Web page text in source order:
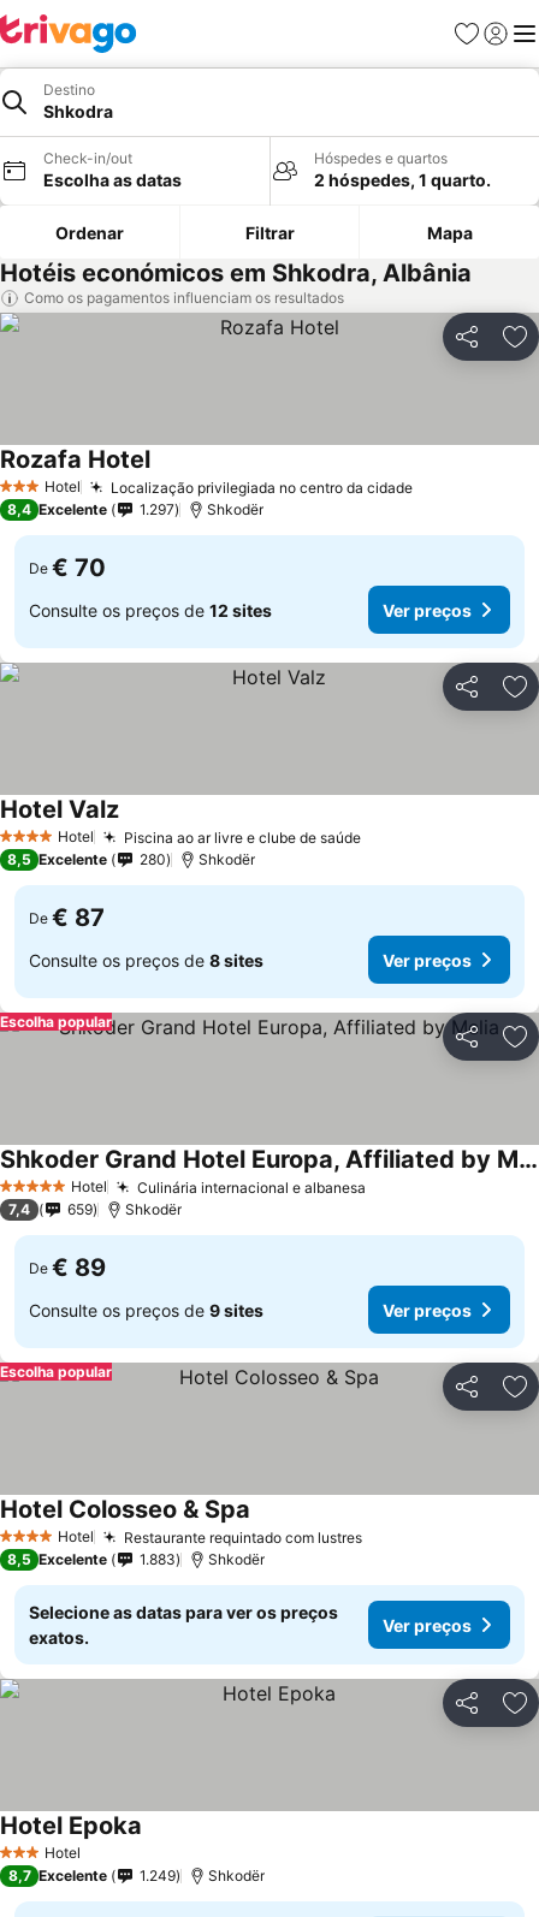
Favoritos
Iniciar
Destino
Shkodra
Check-in/out
Escolha as datas
Hóspedes e quartos
2 hóspedes, 1 quarto.
Ordenar Filtrar Mapa
Hotéis económicos em Shkodra, Albânia
Como os pagamentos influenciam os resultados
Partilhar
3 EstrelasHotel Localização privilegiada no centro da cidadeVer preços
Rozafa HotelVer preços
8,4 Excelente 1.297 Shkodër
De € 70
Consulte os preços de 12 sites Ver preços
Partilhar
4 EstrelasHotel Piscina ao ar livre e clube de saúdeVer preços
Hotel ValzVer preços
8,5 Excelente 280 Shkodër
De € 87
Consulte os preços de 8 sites Ver preços
Partilhar
Escolha popular
5 Estrelas Hotel Culinária internacional e albanesa
Shkoder Grand Hotel Europa, Affiliated by Melia
Ver preços
7,4 659 Shkodër
De € 89
Consulte os preços de 9 sites Ver preços
Partilhar
Escolha popular
4 EstrelasHotel Restaurante requintado com lustresVer preços
Hotel Colosseo & Spa
8,5 Excelente 1.883 Shkodër
Selecione as datas para ver os preços
exatos.
Ver preços
Partilhar
3 EstrelasHotel
Hotel Epoka
8,7 Excelente 1.249 Shkodër